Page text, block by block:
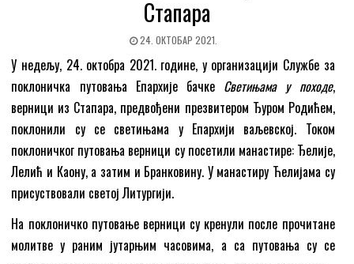
Стапара
24. ОКТОБАР 2021.
У недељу, 24. октобра 2021. године, у организацији Службе за
поклоничка путовања Епархије бачке Светињама у походе,
верници из Стапара, предвођени презвитером Ђуром Родићем,
поклонили су се светињама у Епархији ваљевској. Током
поклоничког путовања верници су посетили манастире: Ђелије,
Лелић и Каону, а затим и Бранковину. У манастиру Ћелијама су
присуствовали светој Литургији.
На поклоничко путовање верници су кренули после прочитане
молитве у раним јутарњим часовима, а са путовања су се